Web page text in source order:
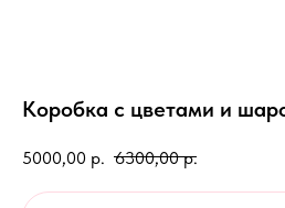
Коробка с цветами и
5000,00 р. 6300,00 р.